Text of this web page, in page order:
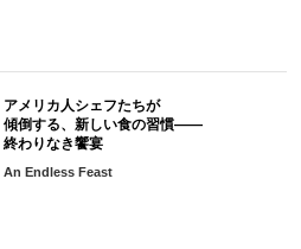
アメリカ人シェフたちが
傾倒する、新しい食の習慣――
終わりなき饗宴
An Endless Feast